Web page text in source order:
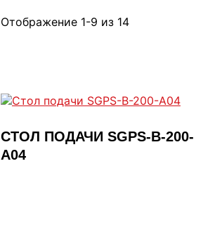
Отображение 1-9 из 14
СТОЛ ПОДАЧИ SGPS-В-200-
A04